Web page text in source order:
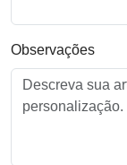
Observações